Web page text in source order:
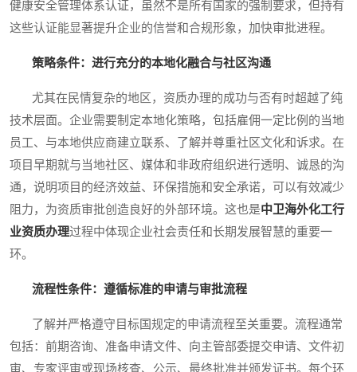
健康安全管理体系认证，虽然不是所有国家的强制要求，但持有
这些认证能显著提升企业的信誉和合规形象，加快审批进程。
策略条件：进行充分的本地化融合与社区沟通
尤其在民情复杂的地区，资质办理的成功与否有时超越了纯
技术层面。企业需要制定本地化策略，包括雇佣一定比例的当地
员工、与本地供应商建立联系、了解并尊重社区文化和诉求。在
项目早期就与当地社区、媒体和非政府组织进行透明、诚恳的沟
通，说明项目的经济效益、环保措施和安全承诺，可以有效减少
阻力，为资质审批创造良好的外部环境。这也是中卫海外化工行
业资质办理过程中体现企业社会责任和长期发展智慧的重要一
环。
流程性条件：遵循标准的申请与审批流程
了解并严格遵守目标国规定的申请流程至关重要。流程通常
包括：前期咨询、准备申请文件、向主管部委提交申请、文件初
审、专家评审或现场核查、公示、最终批准并颁发证书。每个环